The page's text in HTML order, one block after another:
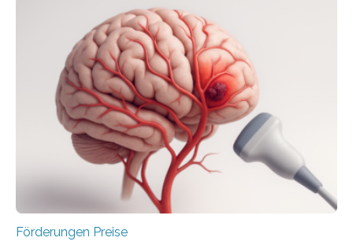
Woche vom Haushaltsausschuss freigegeben – unter
anderem zur Unterstützung der
Industrieforschungsprogramme Industrielle
Gemeinschaftsforschung (IGF), Zentrales
Innovationsprogramm Mittelstand (ZIM) und
Innovationskompetenz INNO-KOM. Auf dem
Innovationstag Mittelstand 2025 am 5. Juni 2025 in
Berlin überbrachte das Bundesministerium für
Wirtschaft und Energie eine gute Nachricht:
Überplanmäßige Verpflichtungsermächtigungen in
Förderungen Preise